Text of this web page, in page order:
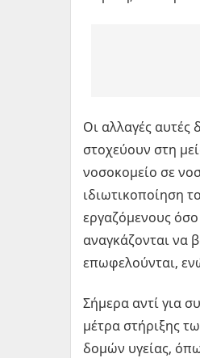
Οι αλλαγές αυτές
στοχεύουν στη
νοσοκομείο σε
ιδιωτικοποίηση
εργαζόμενους
αναγκάζονται να
επωφελούνται,
Σήμερα αντί για
μέτρα στήριξης
δομών υγείας,